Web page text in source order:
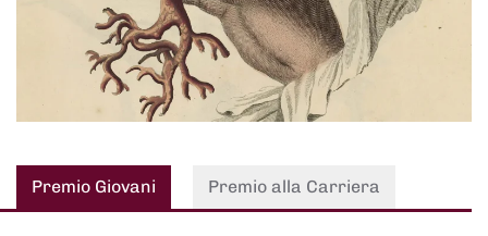
Premio Giovani Premio alla Carriera